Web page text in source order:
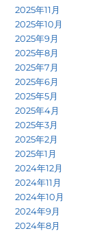
2025年11月
2025年10月
2025年9月
2025年8月
2025年7月
2025年6月
2025年5月
2025年4月
2025年3月
2025年2月
2025年1月
2024年12月
2024年11月
2024年10月
2024年9月
2024年8月